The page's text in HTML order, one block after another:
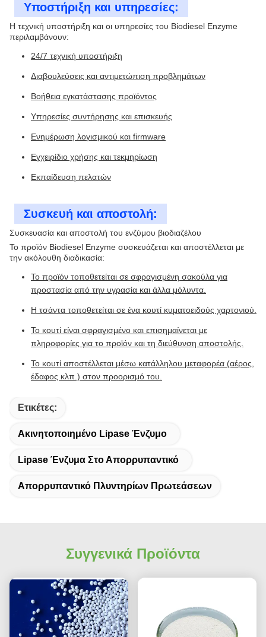
Υποστήριξη και υπηρεσίες:
Η τεχνική υποστήριξη και οι υπηρεσίες του Biodiesel Enzyme
περιλαμβάνουν:
24/7 τεχνική υποστήριξη
Διαβουλεύσεις και αντιμετώπιση προβλημάτων
Βοήθεια εγκατάστασης προϊόντος
Υπηρεσίες συντήρησης και επισκευής
Ενημέρωση λογισμικού και firmware
Εγχειρίδιο χρήσης και τεκμηρίωση
Εκπαίδευση πελατών
Συσκευή και αποστολή:
Συσκευασία και αποστολή του ενζύμου βιοδιαζέλου
Το προϊόν Biodiesel Enzyme συσκευάζεται και αποστέλλεται με
την ακόλουθη διαδικασία:
Το προϊόν τοποθετείται σε σφραγισμένη σακούλα για
προστασία από την υγρασία και άλλα μόλυντα.
Η τσάντα τοποθετείται σε ένα κουτί κυματοειδούς χαρτονιού.
Το κουτί είναι σφραγισμένο και επισημαίνεται με
πληροφορίες για το προϊόν και τη διεύθυνση αποστολής.
Το κουτί αποστέλλεται μέσω κατάλληλου μεταφορέα (αέρος,
έδαφος κλπ.) στον προορισμό του.
Ετικέτες:
Ακινητοποιημένο Lipase Ένζυμο
Lipase Ένζυμα Στο Απορρυπαντικό
Απορρυπαντικό Πλυντηρίων Πρωτεάσεων
Συγγενικά Προϊόντα